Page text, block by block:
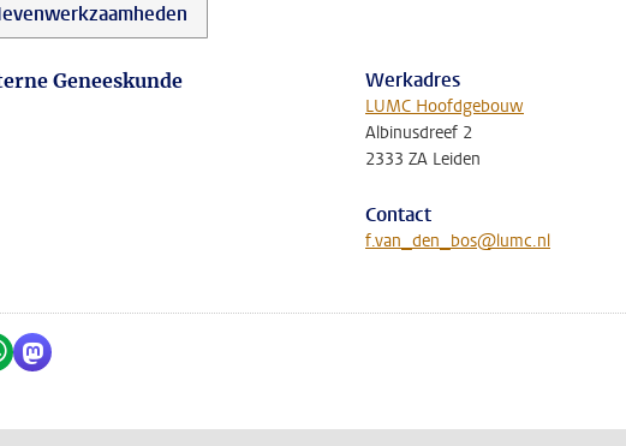
Geneeskunde Werkadres
LUMC Hoofdgebouw
Albinusdreef 2
2333 ZA Leiden
Contact
f.van_den_bos@lumc.nl
op LinkedIn
via WhatsApp
Delen via Mastodon